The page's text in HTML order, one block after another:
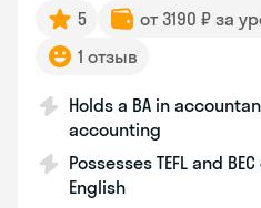
5 от 3190 ₽ за
1 отзыв
Holds a BA in
accounting
Possesses TEFL and
English